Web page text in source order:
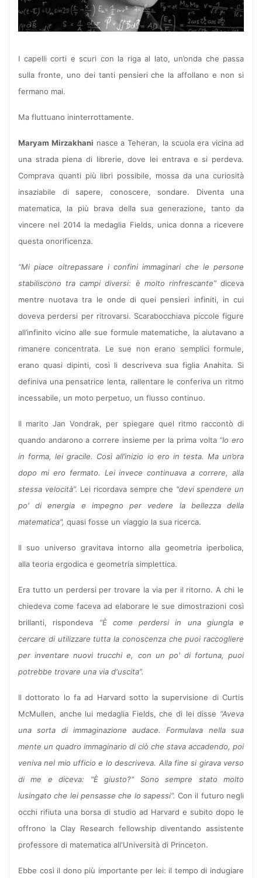
I capelli corti e scuri con la riga al lato, un’onda che passa
sulla fronte, uno dei tanti pensieri che la affollano e non si
fermano mai.
Ma fluttuano ininterrottamente.
Maryam Mirzakhani nasce a Teheran, la scuola era vicina ad
una strada piena di librerie, dove lei entrava e si perdeva.
Comprava quanti più libri possibile, mossa da una curiosità
insaziabile di sapere, conoscere, sondare. Diventa una
matematica, la più brava della sua generazione, tanto da
vincere nel 2014 la medaglia Fields, unica donna a ricevere
questa onorificenza.
“Mi piace oltrepassare i confini immaginari che le persone
stabiliscono tra campi diversi: è molto rinfrescante”diceva
mentre nuotava tra le onde di quei pensieri infiniti, in cui
doveva perdersi per ritrovarsi. Scarabocchiava piccole figure
all’infinito vicino alle sue formule matematiche, la aiutavano a
rimanere concentrata. Le sue non erano semplici formule,
erano quasi dipinti, così li descriveva sua figlia Anahita. Si
definiva una pensatrice lenta, rallentare le conferiva un ritmo
incessabile, un moto perpetuo, un flusso continuo.
Il marito Jan Vondrak, per spiegare quel ritmo raccontò di
quando andarono a correre insieme per la prima volta “Io ero
in forma, lei gracile. Così all’inizio io ero in testa. Ma un’ora
dopo mi ero fermato. Lei invece continuava a correre, alla
stessa velocità”. Lei ricordava sempre che "devi spendere un
po' di energia e impegno per vedere la bellezza della
matematica", quasi fosse un viaggio la sua ricerca.
Il suo universo gravitava intorno alla geometria iperbolica,
alla teoria ergodica e geometria simplettica.
Era tutto un perdersi per trovare la via per il ritorno. A chi le
chiedeva come faceva ad elaborare le sue dimostrazioni così
brillanti, rispondeva “È come perdersi in una giungla e
cercare di utilizzare tutta la conoscenza che puoi raccogliere
per inventare nuovi trucchi e, con un po' di fortuna, puoi
potrebbe trovare una via d'uscita”.
Il dottorato lo fa ad Harvard sotto la supervisione di Curtis
McMullen, anche lui medaglia Fields, che di lei disse “Aveva
una sorta di immaginazione audace. Formulava nella sua
mente un quadro immaginario di ciò che stava accadendo, poi
veniva nel mio ufficio e lo descriveva. Alla fine si girava verso
di me e diceva: "È giusto?" Sono sempre stato molto
lusingato che lei pensasse che lo sapessi”. Con il futuro negli
occhi rifiuta una borsa di studio ad Harvard e subito dopo le
offrono la Clay Research fellowship diventando assistente
professore di matematica all'Università di Princeton.
Ebbe così il dono più importante per lei: il tempo di indugiare